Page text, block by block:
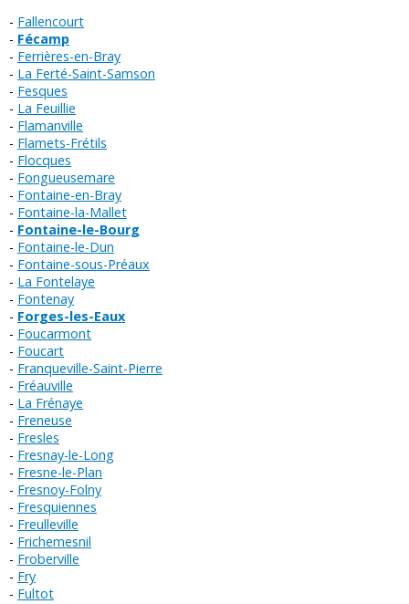
Fallencourt
Fécamp
Ferrières-en-Bray
La Ferté-Saint-Samson
Fesques
La Feuillie
Flamanville
Flamets-Frétils
Flocques
Fongueusemare
Fontaine-en-Bray
Fontaine-la-Mallet
Fontaine-le-Bourg
Fontaine-le-Dun
Fontaine-sous-Préaux
La Fontelaye
Fontenay
Forges-les-Eaux
Foucarmont
Foucart
Franqueville-Saint-Pierre
Fréauville
La Frénaye
Freneuse
Fresles
Fresnay-le-Long
Fresne-le-Plan
Fresnoy-Folny
Fresquiennes
Freulleville
Frichemesnil
Froberville
Fry
Fultot